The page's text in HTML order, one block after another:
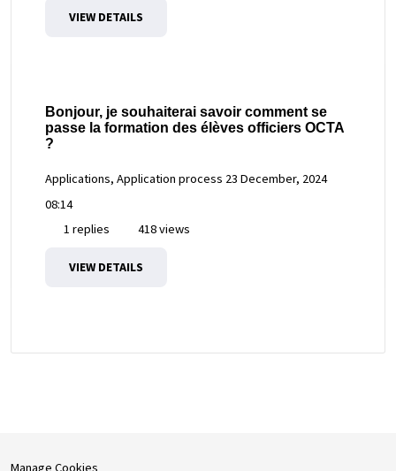
VIEW DETAILS
Bonjour, je souhaiterai savoir comment se
passe la formation des élèves officiers OCTA
?
Applications, Application process 23 December, 2024
08:14
1 replies
418 views
VIEW DETAILS
Manage Cookies